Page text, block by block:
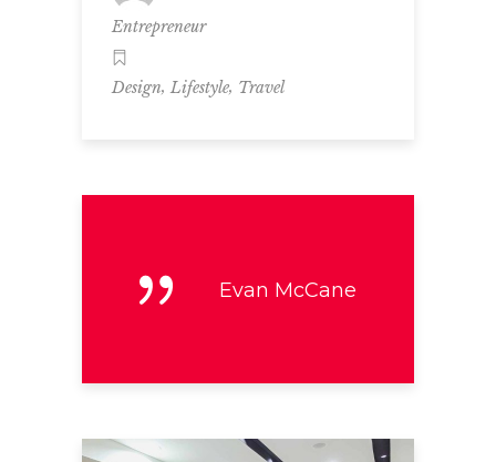
Entrepreneur
Design, Lifestyle, Travel
Evan McCane